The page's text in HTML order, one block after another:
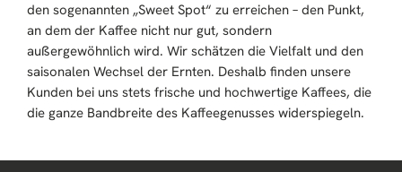
den sogenannten „Sweet Spot“ zu erreichen – den Punkt,
an dem der Kaffee nicht nur gut, sondern
außergewöhnlich wird. Wir schätzen die Vielfalt und den
saisonalen Wechsel der Ernten. Deshalb finden unsere
Kunden bei uns stets frische und hochwertige Kaffees, die
die ganze Bandbreite des Kaffeegenusses widerspiegeln.